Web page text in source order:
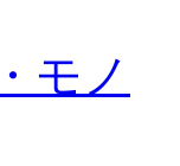
モノ